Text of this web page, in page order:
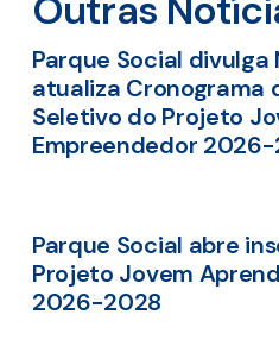
Outras
Parque Social
atualiza Cronograma
Seletivo do Projeto
Empreendedor
Parque Social abre
Projeto Jovem
2026-2028